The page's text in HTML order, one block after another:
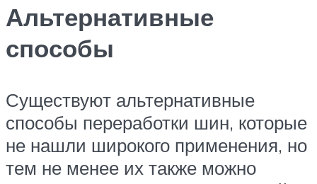
Альтернативные
способы
Существуют альтернативные
способы переработки шин, которые
не нашли широкого применения, но
тем не менее их также можно